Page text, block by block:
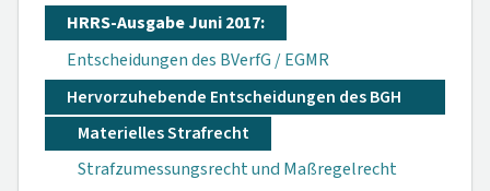
HRRS-Ausgabe Juni 2017:
Entscheidungen des BVerfG / EGMR
Hervorzuhebende Entscheidungen des BGH
Materielles Strafrecht
Strafzumessungsrecht und Maßregelrecht